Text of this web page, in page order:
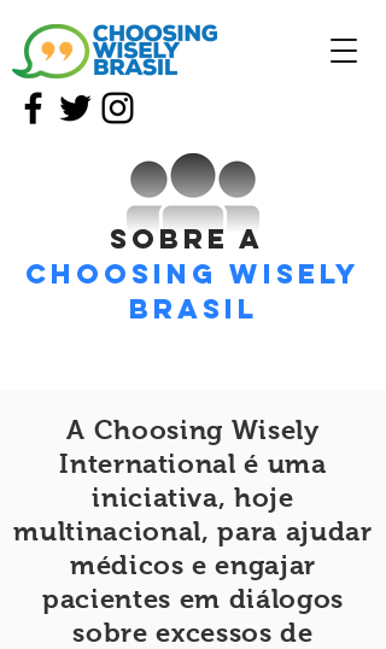
sobre a
choosing wisely
brasil
A Choosing Wisely
International é uma
iniciativa, hoje
multinacional, para ajudar
médicos e engajar
pacientes em diálogos
sobre excessos de